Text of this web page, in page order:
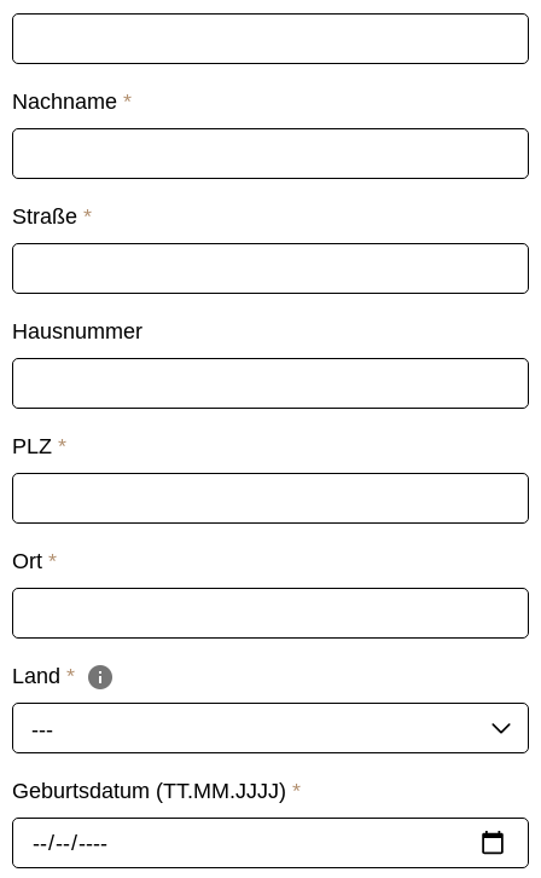
Nachname *
Straße *
Hausnummer
PLZ *
Ort *
Land *
---
Geburtsdatum (TT.MM.JJJJ) *